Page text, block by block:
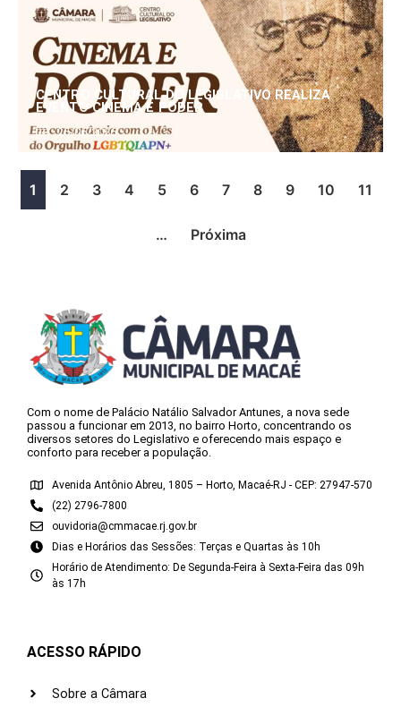
CENTRO CULTURAL DO LEGISLATIVO REALIZA
EVENTO CINEMA E PODER
25/06/2026
1 2 3 4 5 6 7 8 9 10 11
… Próxima
Com o nome de Palácio Natálio Salvador Antunes, a nova sede
passou a funcionar em 2013, no bairro Horto, concentrando os
diversos setores do Legislativo e oferecendo mais espaço e
conforto para receber a população.
Avenida Antônio Abreu, 1805 – Horto, Macaé-RJ - CEP: 27947-570
(22) 2796-7800
ouvidoria@cmmacae.rj.gov.br
Dias e Horários das Sessões: Terças e Quartas às 10h
Horário de Atendimento: De Segunda-Feira à Sexta-Feira das 09h
às 17h
ACESSO RÁPIDO
Sobre a Câmara